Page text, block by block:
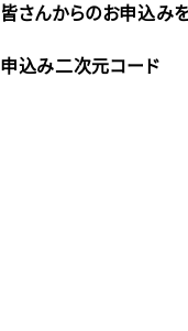
皆さんからのお申込み
申込み二次元コード